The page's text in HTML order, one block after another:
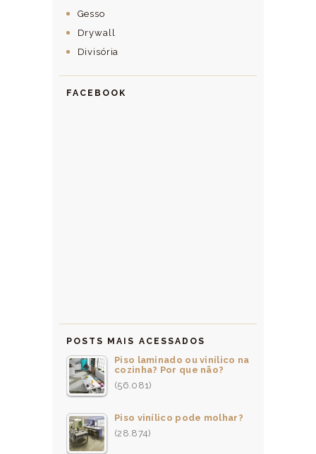
Gesso
Drywall
Divisória
FACEBOOK
POSTS MAIS ACESSADOS
Piso laminado ou vinílico na
cozinha? Por que não?
(56.081)
Piso vinílico pode molhar?
(28.874)